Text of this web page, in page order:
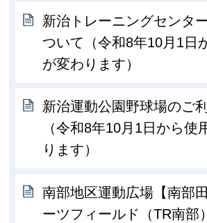
新治トレーニングセンタ
ついて（令和8年10月1日
が変わります）
新治運動公園野球場のご
（令和8年10月1日から使
ります）
南部地区運動広場【南部
ーツフィールド（TR南部